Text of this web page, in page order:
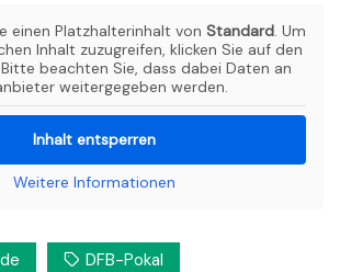
einen Platzhalterinhalt von Standard. Um
Inhalt zuzugreifen, klicken Sie auf den
beachten Sie, dass dabei Daten an
weitergegeben werden.
Inhalt entsperren
Weitere Informationen
DFB-Pokal